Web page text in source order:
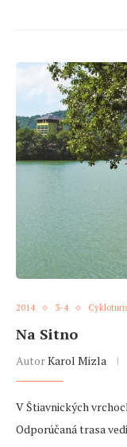
2014 3-4
Na Sitno
AutorKarol Mizla
V Štiavnických
Odporúčaná trasa